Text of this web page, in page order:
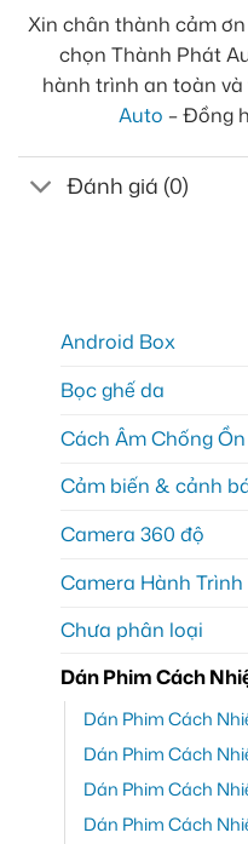
Xin chân thành cảm
chọn Thành Phát
hành trình an toàn
Auto – Đồng
Đánh giá (0)
Android Box
Bọc ghế da
Cách Âm Chống Ồn
Cảm biến & cảnh
Camera 360 độ
Camera Hành Trình
Chưa phân loại
Dán Phim Cách
Dán Phim Cách
Dán Phim Cách
Dán Phim Cách
Dán Phim Cách